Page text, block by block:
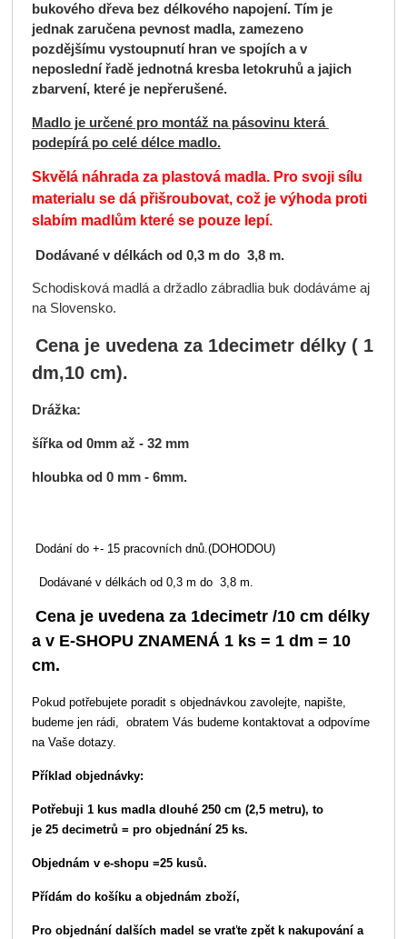
bukového dřeva bez délkového napojení. Tím je
jednak zaručena pevnost madla, zamezeno
pozdějšímu vystoupnutí hran ve spojích a v
neposlední řadě jednotná kresba letokruhů a jajich
zbarvení, které je nepřerušené.
Madlo je určené pro montáž na pásovinu která
podepírá po celé délce madlo.
Skvělá náhrada za plastová madla. Pro svoji sílu
materialu se dá přišroubovat, což je výhoda proti
slabím madlům které se pouze lepí.
Dodávané v délkách od 0,3 m do 3,8 m.
Schodisková madlá a držadlo zábradlia buk dodáváme aj
na Slovensko.
Cena je uvedena za 1decimetr délky ( 1
dm,10 cm).
Drážka:
šířka od 0mm až - 32 mm
hloubka od 0 mm - 6mm.
Dodání do +- 15 pracovních dnů.(DOHODOU)
Dodávané v délkách od 0,3 m do 3,8 m.
Cena je uvedena za 1decimetr /10 cm délky
a v E-SHOPU ZNAMENÁ1 ks = 1 dm = 10
cm.
Pokud potřebujete poradit s objednávkou zavolejte, napište,
budeme jen rádi, obratem Vás budeme kontaktovat a odpovíme
na Vaše dotazy.
Příklad objednávky:
Potřebuji 1 kus madla dlouhé 250 cm (2,5 metru), to
je 25 decimetrů = pro objednání 25 ks.
Objednám v e-shopu =25 kusů.
Přídám do košíku a objednám zboží,
Pro objednání dalších madel se vraťte zpět k nakupování a